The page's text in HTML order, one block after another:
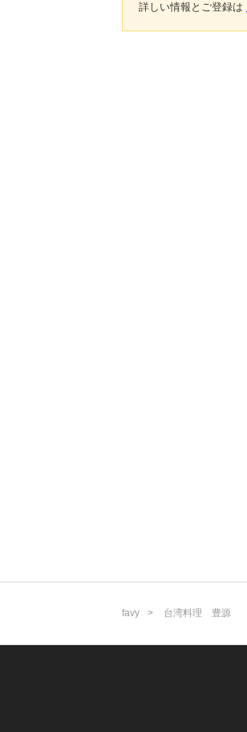
詳しい情報とご登録は
favy 台湾料理 豊源